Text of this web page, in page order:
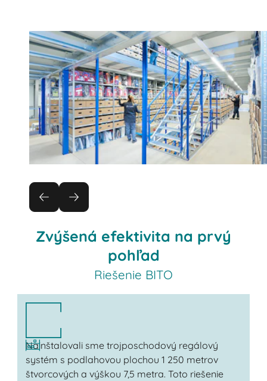
Zvýšená efektivita na prvý
pohľad
Riešenie BITO
Nainštalovali sme trojposchodový regálový
systém s podlahovou plochou 1 250 metrov
štvorcových a výškou 7,5 metra. Toto riešenie